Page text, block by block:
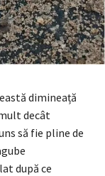
dimineață
decât
să fie pline de
după ce